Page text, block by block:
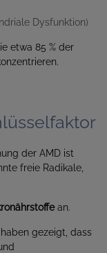
Dysfunktion)
etwa 85 % der
der AMD ist
freie Radikale,
an.
haben gezeigt, dass